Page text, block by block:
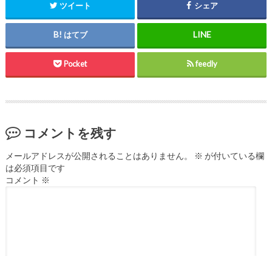
ツイート シェア
はてブ
Pocket feedly
コメントを残す
メールアドレスが公開されることはありません。 ※ が付いている欄
は必須項目です
コメント ※